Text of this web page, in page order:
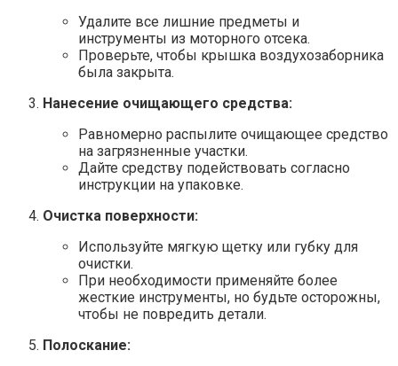
Удалите все лишние предметы и
инструменты из моторного отсека.
Проверьте, чтобы крышка воздухозаборника
была закрыта.
Нанесение очищающего средства:
Равномерно распылите очищающее средство
на загрязненные участки.
Дайте средству подействовать согласно
инструкции на упаковке.
Очистка поверхности:
Используйте мягкую щетку или губку для
очистки.
При необходимости применяйте более
жесткие инструменты, но будьте осторожны,
чтобы не повредить детали.
Полоскание: